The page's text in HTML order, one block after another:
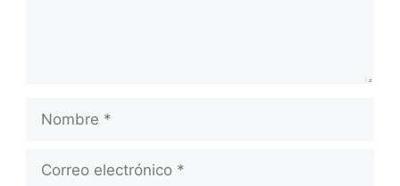
Nombre
Correo